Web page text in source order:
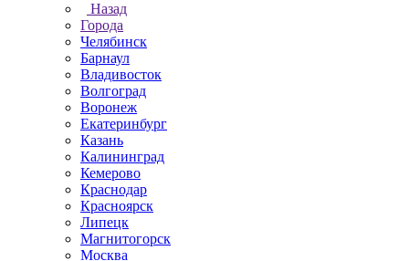
Назад
Города
Челябинск
Барнаул
Владивосток
Волгоград
Воронеж
Екатеринбург
Казань
Калининград
Кемерово
Краснодар
Красноярск
Липецк
Магнитогорск
Москва